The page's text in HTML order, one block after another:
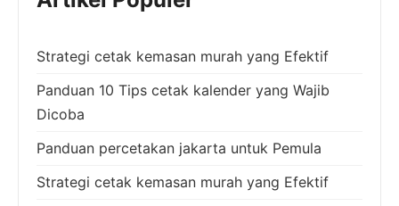
Strategi cetak kemasan murah yang Efektif
Panduan 10 Tips cetak kalender yang Wajib
Dicoba
Panduan percetakan jakarta untuk Pemula
Strategi cetak kemasan murah yang Efektif